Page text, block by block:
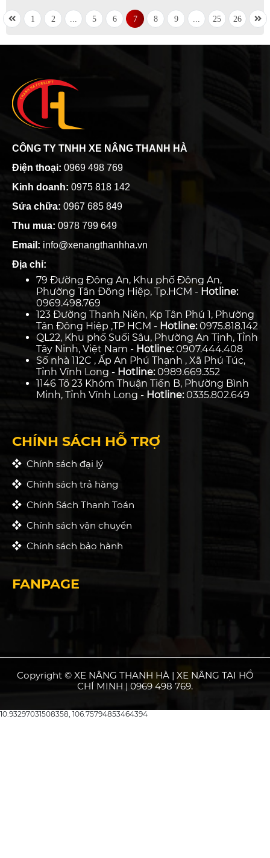
1 2 5 6 7 8 9 25 26
CÔNG TY TNHH XE NÂNG THANH HÀ
Điện thoại: 0969 498 769
Kinh doanh: 0975 818 142
Sửa chữa: 0967 685 849
Thu mua: 0978 799 649
Email: info@xenangthanhha.vn
Địa chỉ:
79 Đường Đông An, Khu phố Đông An,
Phường Tân Đông Hiệp, Tp.HCM - Hotline:
0969.498.769
123 Đường Thanh Niên, Kp Tân Phú 1, Phường
Tân Đông Hiệp ,TP HCM - Hotline:0975.818.142
QL22, Khu phố Suối Sâu, Phường An Tịnh, Tỉnh
Tây Ninh, Việt Nam - Hotline:0907.444.408
Số nhà 112C , Ấp An Phú Thạnh , Xã Phú Túc,
Tỉnh Vĩnh Long - Hotline:0989.669.352
1146 Tổ 23 Khóm Thuận Tiến B, Phường Bình
Minh, Tỉnh Vĩnh Long - Hotline:0335.802.649
CHÍNH SÁCH HỖ TRỢ
Chính sách đại lý
Chính sách trả hàng
Chính Sách Thanh Toán
Chính sách vận chuyển
Chính sách bảo hành
FANPAGE
Copyright © XE NÂNG THANH HÀ | XE NÂNG TẠI HỒ
CHÍ MINH | 0969 498 769.
10.93297031508358, 106.75794853464394